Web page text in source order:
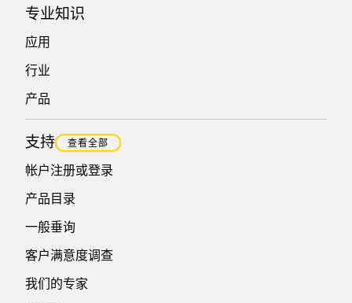
专业知识
应用
行业
产品
支持 查看全部
帐户注册或登录
产品目录
一般垂询
客户满意度调查
我们的专家